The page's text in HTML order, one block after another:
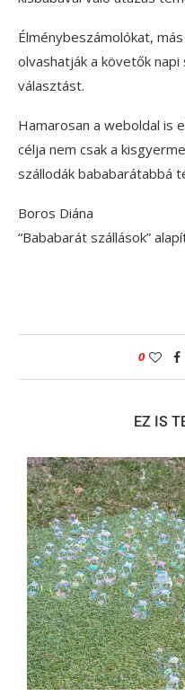
Élménybeszámolókat,
olvashatják a követők
választást.
Hamarosan a weboldal is
célja nem csak a
szállodák bababarátabbá
Boros Diána
“Bababarát szállások”
0
EZ IS